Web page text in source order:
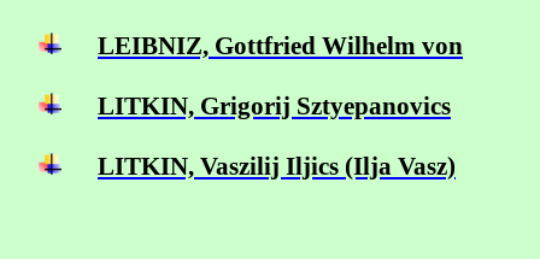
LEIBNIZ, Gottfried Wilhelm von
LITKIN, Grigorij Sztyepanovics
LITKIN, Vaszilij Iljics (Ilja Vasz)